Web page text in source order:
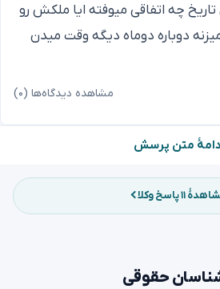
چه اتفاقی میوفته ایا ملکش رو
دوباره دوماه دیگه وقت میدن
مشاهده دیدگاه‌ها (۰)
متن پرسش
۱۱ پاسخ وکلا